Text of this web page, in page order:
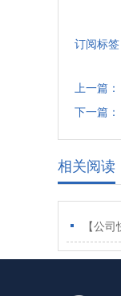
订阅标
上一篇
下一篇
相关阅读
【公